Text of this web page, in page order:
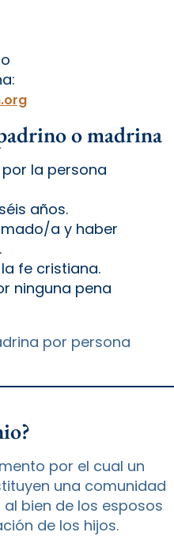
o madrina
la persona
años.
a y haber
fe cristiana.
ninguna pena
por persona
por el cual un
una comunidad
bien de los esposos
de los hijos.